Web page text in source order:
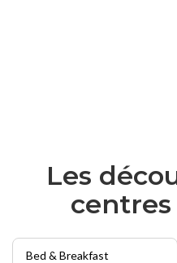
Les
Bed & Breakfast